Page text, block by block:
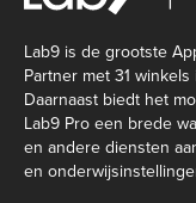
Lab9 is de grootste
Partner met 31
Daarnaast biedt het
Lab9 Pro een brede
en andere diensten
en